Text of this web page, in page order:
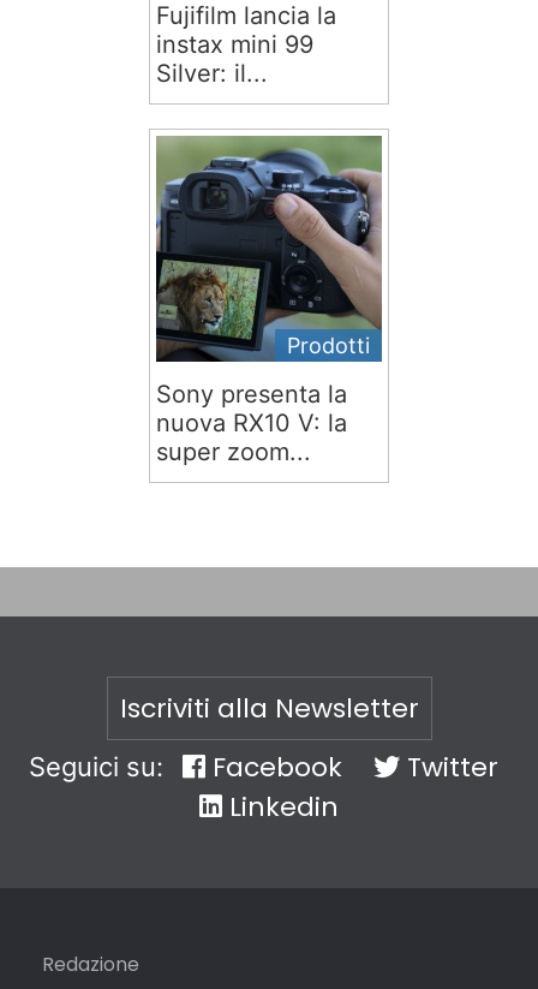
Fujifilm lancia la
instax mini 99
Silver: il...
Prodotti
Sony presenta la
nuova RX10 V: la
super zoom...
Iscriviti alla Newsletter
Seguici su: Facebook
Twitter
Linkedin
Redazione